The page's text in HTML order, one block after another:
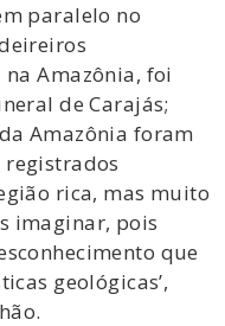
paralelo no
Amazônia, foi
de Carajás;
Amazônia foram
registrados
rica, mas muito
imaginar, pois
que
geológicas’,